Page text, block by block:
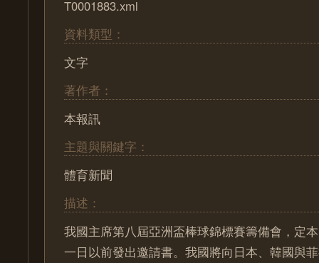
T0001883.xml
資料類型：
文字
著作者：
本報訊
主題與關鍵字：
體育新聞
描述：
我國主席第八屆亞洲盃棒球錦標賽籌備會，定
一日以前發出邀請書。我國將向日本、韓國與